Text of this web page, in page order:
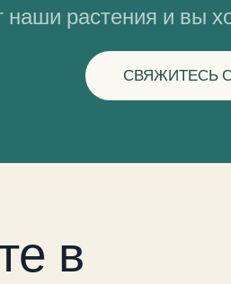
растения и вы
СВЯЖИТЕСЬ
в